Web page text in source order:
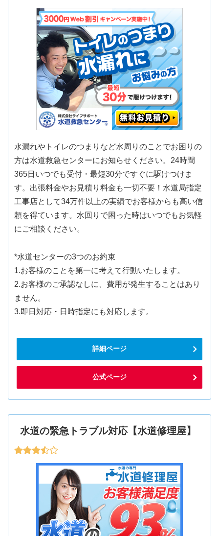
水漏れやトイレのつまりなど水周りのことでお困りの
方は水道救急センターにお知らせください。24時間
365日いつでも受付・最短30分ですぐに駆けつけま
す。出張料金やお見積り料金も一切不要！水道局指定
工事店として34万件以上の実績でお客様からも高い信
頼を得ています。水回りで困った時はいつでもお気軽
にご相談ください。
*水道センターの3つのお約束
1.お客様のことを第一に考えて行動いたします。
2.お客様のご承認なしに、費用が発生することはあり
ません。
3.即日対応・日時指定にも対応します。
詳細ページ
公式ページ
水道の緊急トラブル対応【水道修理屋】